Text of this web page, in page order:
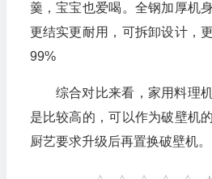
羹，宝宝也爱喝。全钢加厚机
更结实更耐用，可拆卸设计，
99%
综合对比来看，家用料理
是比较高的，可以作为破壁机
厨艺要求升级后再置换破壁机。